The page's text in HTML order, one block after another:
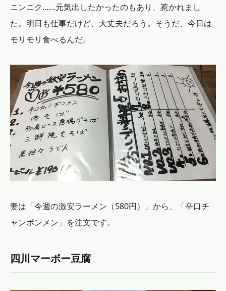
ニンニク……元気出したかったのもあり、惹かれまし
た。明日も仕事だけど、大丈夫だろう。そうだ、今日は
モリモリ食べるんだ。
妻は「今週の激安ラーメン（580円）」から、「辛口チ
ャンポンメン」を注文です。
四川マーボー豆腐